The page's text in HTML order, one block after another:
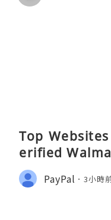
Top
erified
PayPal 3小時